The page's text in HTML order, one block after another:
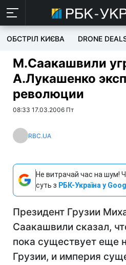
ОБСТРІЛ КИЄВА DRONE
М.Саакашвили
А.Лукашенко
революции
08:33 17.03.2006 Пт
RBC.UA
Не витрачай час на шум!
суть з РБК-Україна у
Президент Грузии
Саакашвили сказал,
пока существует еще
Грузии, и империя